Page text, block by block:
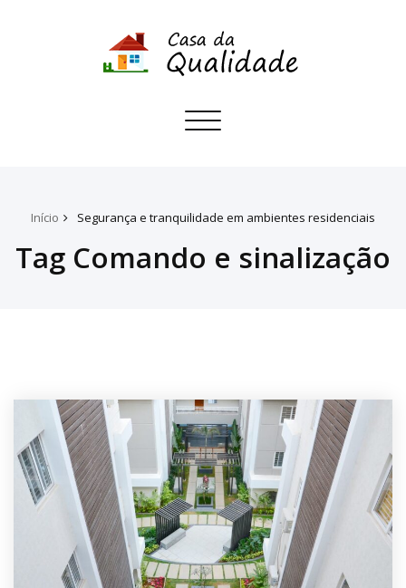
Toggle
Início Segurança e tranquilidade em ambientes residenciais
Tag Comando e sinalização